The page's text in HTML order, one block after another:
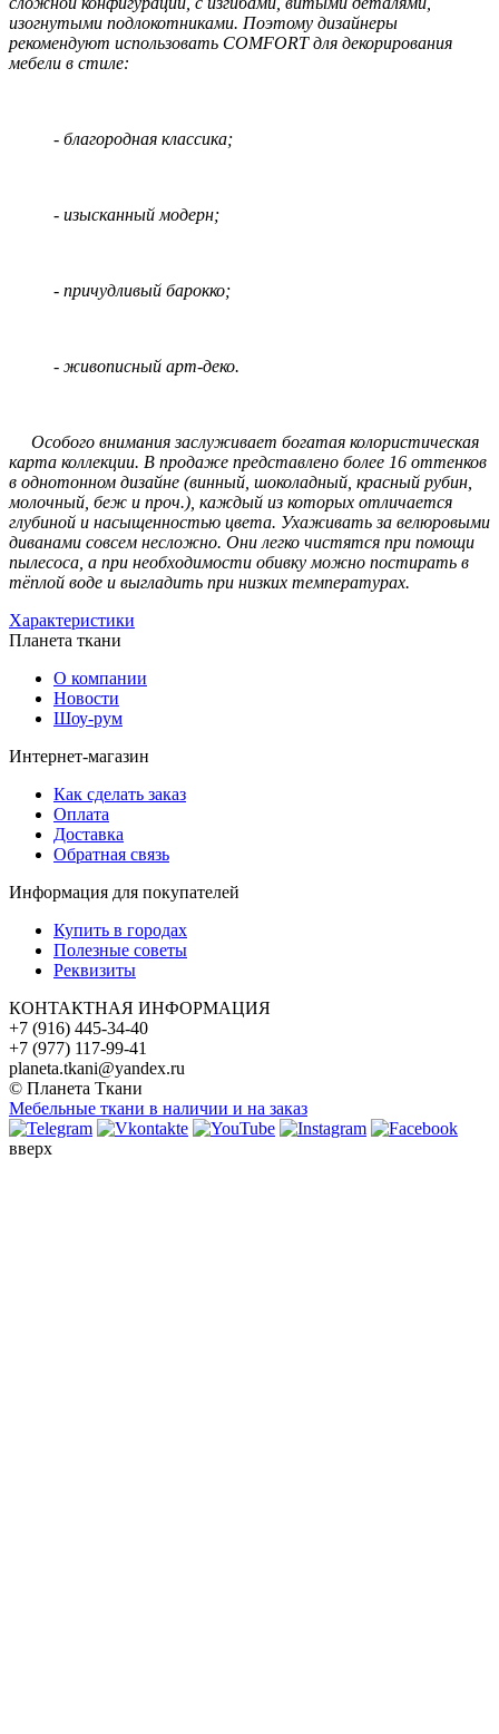
изогнутыми подлокотниками. Поэтому дизайнеры
рекомендуют использовать COMFORT для декорирования
мебели в стиле:
- благородная классика;
- изысканный модерн;
- причудливый барокко;
- живописный арт-деко.
Особого внимания заслуживает богатая колористическая
карта коллекции. В продаже представлено более 16 оттенков
в однотонном дизайне (винный, шоколадный, красный рубин,
молочный, беж и проч.), каждый из которых отличается
глубиной и насыщенностью цвета. Ухаживать за велюровыми
диванами совсем несложно. Они легко чистятся при помощи
пылесоса, а при необходимости обивку можно постирать в
тёплой воде и выгладить при низких температурах.
Характеристики
Планета ткани
О компании
Новости
Шоу-рум
Интернет-магазин
Как сделать заказ
Оплата
Доставка
Обратная связь
Информация для покупателей
Купить в городах
Полезные советы
Реквизиты
КОНТАКТНАЯ ИНФОРМАЦИЯ
+7 (916) 445-34-40
+7 (977) 117-99-41
planeta.tkani@yandex.ru
© Планета Ткани
Мебельные ткани в наличии и на заказ
вверх